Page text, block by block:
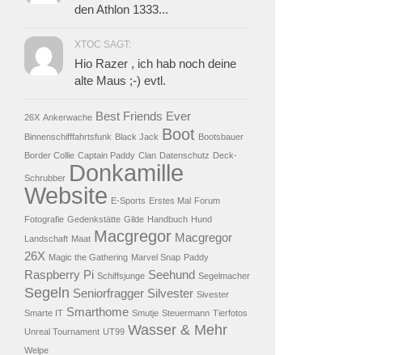
den Athlon 1333...
XTOC SAGT:
Hio Razer , ich hab noch deine
alte Maus ;-) evtl.
26X Ankerwache Best Friends Ever
Binnenschifffahrtsfunk Black Jack Boot Bootsbauer
Border Collie Captain Paddy Clan Datenschutz Deck-
Schrubber Donkamille
Website E-Sports Erstes Mal Forum
Fotografie Gedenkstätte Gilde Handbuch Hund
Landschaft Maat Macgregor Macgregor
26X Magic the Gathering Marvel Snap Paddy
Raspberry Pi Schiffsjunge Seehund Segelmacher
Segeln Seniorfragger Silvester Sivester
Smarte IT Smarthome Smutje Steuermann Tierfotos
Unreal Tournament UT99 Wasser & Mehr
Welpe